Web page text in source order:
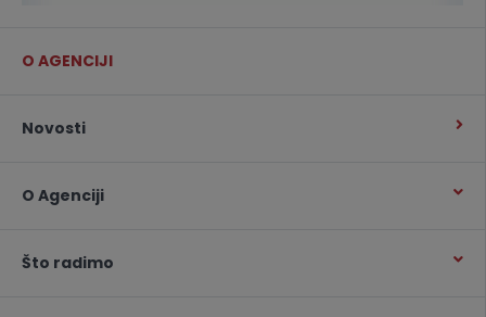
O AGENCIJI
Novosti
O Agenciji
Što radimo